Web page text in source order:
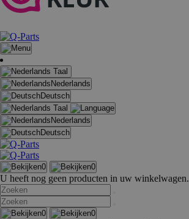
Taal
Nederlands
Deutsch
Taal
Nederlands
Deutsch
0 0
U heeft nog geen producten in uw winkelwagen.
0 0